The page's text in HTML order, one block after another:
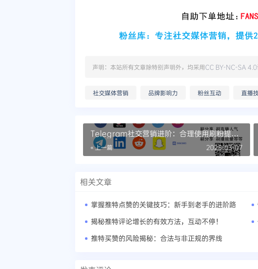
声明：本站所有文章除特别声明外，均采用CC BY-NC-SA 4.0
社交媒体营销 品牌影响力 粉丝互动 直播
Telegram社交营销进阶：合理使用刷粉提升
影响力
« 上一篇 2025-03-07
相关文章
掌握推特点赞的关键技巧：新手到老手的进阶路
揭秘推特评论增长的有效方法，互动不停！
推特买赞的风险揭秘：合法与非正规的界线